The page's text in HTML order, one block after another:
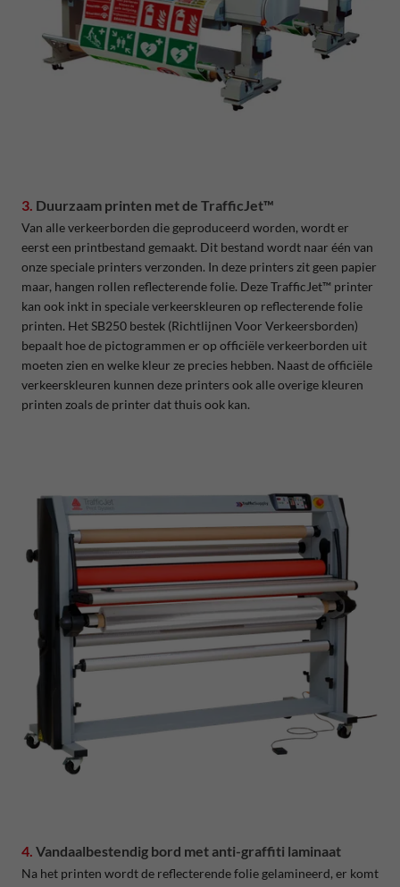
3. Duurzaam printen met de TrafficJet™
Van alle verkeerborden die geproduceerd worden, wordt er
eerst een printbestand gemaakt. Dit bestand wordt naar één van
onze speciale printers verzonden. In deze printers zit geen papier
maar, hangen rollen reflecterende folie. Deze TrafficJet™ printer
kan ook inkt in speciale verkeerskleuren op reflecterende folie
printen. Het SB250 bestek (Richtlijnen Voor Verkeersborden)
bepaalt hoe de pictogrammen er op officiële verkeerborden uit
moeten zien en welke kleur ze precies hebben. Naast de officiële
verkeerskleuren kunnen deze printers ook alle overige kleuren
printen zoals de printer dat thuis ook kan.
4. Vandaalbestendig bord met anti-graffiti laminaat
Na het printen wordt de reflecterende folie gelamineerd, er komt